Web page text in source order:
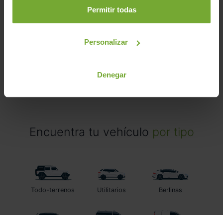
Permitir todas
Personalizar
Denegar
CERO
Encuentra tu vehículo por tipo
Todo-terrenos Utilitarios Berlinas